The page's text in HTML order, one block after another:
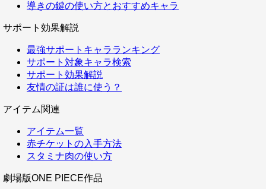
導きの鍵の使い方とおすすめキャラ
サポート効果解説
最強サポートキャラランキング
サポート対象キャラ検索
サポート効果解説
友情の証は誰に使う？
アイテム関連
アイテム一覧
赤チケットの入手方法
スタミナ肉の使い方
劇場版ONE PIECE作品